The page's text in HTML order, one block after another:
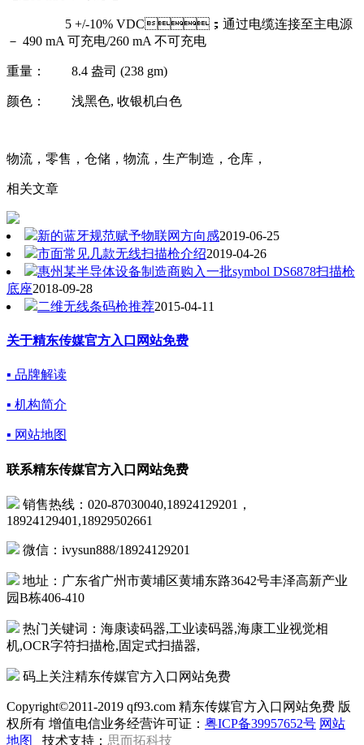
5 +/-10% VDC；通过电缆连接至主电源
－ 490 mA 可充电/260 mA 不可充电
重量： 8.4 盎司 (238 gm)
颜色： 浅黑色, 收银机白色
物流，零售，仓储，物流，生产制造，仓库，
相关文章
新的蓝牙规范赋予物联网方向感2019-06-25
市面常见几款无线扫描枪介绍2019-04-26
惠州某半导体设备制造商购入一批symbol DS6878扫描枪
底座2018-09-28
二维无线条码枪推荐2015-04-11
关于精东传媒官方入口网站免费
▪ 品牌解读
▪ 机构简介
▪ 网站地图
联系精东传媒官方入口网站免费
销售热线：020-87030040,18924129201，
18924129401,18929502661
微信：ivysun888/18924129201
地址：广东省广州市黄埔区黄埔东路3642号丰泽高新产业
园B栋406-410
热门关键词：海康读码器,工业读码器,海康工业视觉相
机,OCR字符扫描枪,固定式扫描器,
码上关注精东传媒官方入口网站免费
Copyright©2011-2019 qf93.com 精东传媒官方入口网站免费 版
权所有 增值电信业务经营许可证： 粤ICP备39957652号 网站
地图
技术支持： 思而拓科技